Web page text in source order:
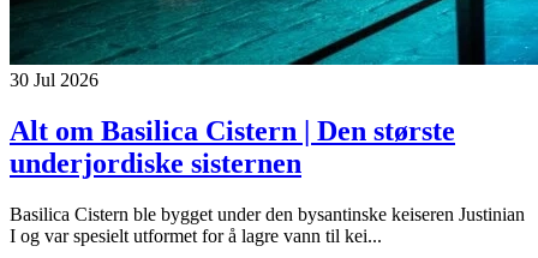
30 Jul 2026
Alt om Basilica Cistern | Den største
underjordiske sisternen
Basilica Cistern ble bygget under den bysantinske keiseren Justinian
I og var spesielt utformet for å lagre vann til kei...